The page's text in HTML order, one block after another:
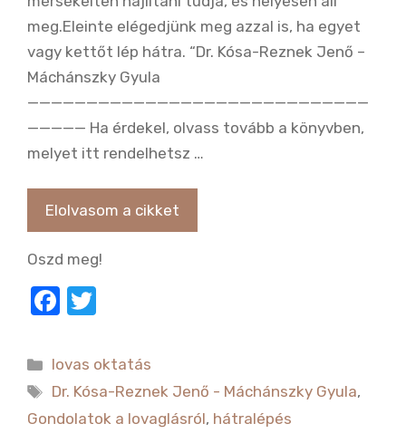
meg.Eleinte elégedjünk meg azzal is, ha egyet
vagy kettőt lép hátra. “Dr. Kósa-Reznek Jenő –
Máchánszky Gyula
—————————————————————————————
————— Ha érdekel, olvass tovább a könyvben,
melyet itt rendelhetsz …
Elolvasom a cikket
Oszd meg!
F
c
e
b
it
te
r
Kategória
lovas oktatás
Címkék
Dr. Kósa-Reznek Jenő - Máchánszky Gyula,
Gondolatok a lovaglásról, hátralépés